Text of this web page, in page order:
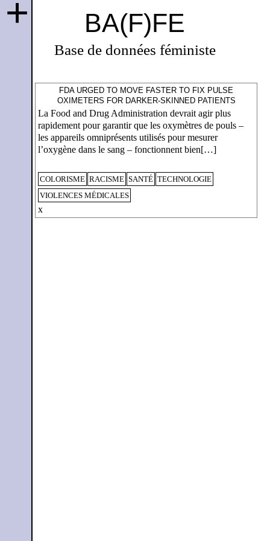
BA(F)FE
Base de données féministe
+
FDA URGED TO MOVE FASTER TO FIX PULSE
OXIMETERS FOR DARKER-SKINNED PATIENTS
La Food and Drug Administration devrait agir plus
rapidement pour garantir que les oxymètres de pouls –
les appareils omniprésents utilisés pour mesurer
l’oxygène dans le sang – fonctionnent bien[…]
COLORISME RACISME SANTÉ TECHNOLOGIE
VIOLENCES MÉDICALES
x